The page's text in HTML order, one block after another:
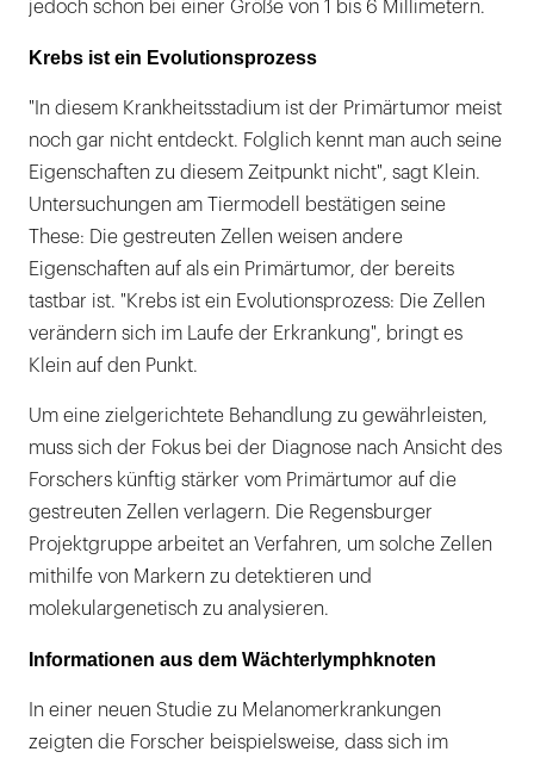
jedoch schon bei einer Größe von 1 bis 6 Millimetern.
Krebs ist ein Evolutionsprozess
"In diesem Krankheitsstadium ist der Primärtumor meist
noch gar nicht entdeckt. Folglich kennt man auch seine
Eigenschaften zu diesem Zeitpunkt nicht", sagt Klein.
Untersuchungen am Tiermodell bestätigen seine
These: Die gestreuten Zellen weisen andere
Eigenschaften auf als ein Primärtumor, der bereits
tastbar ist. "Krebs ist ein Evolutionsprozess: Die Zellen
verändern sich im Laufe der Erkrankung", bringt es
Klein auf den Punkt.
Um eine zielgerichtete Behandlung zu gewährleisten,
muss sich der Fokus bei der Diagnose nach Ansicht des
Forschers künftig stärker vom Primärtumor auf die
gestreuten Zellen verlagern. Die Regensburger
Projektgruppe arbeitet an Verfahren, um solche Zellen
mithilfe von Markern zu detektieren und
molekulargenetisch zu analysieren.
Informationen aus dem Wächterlymphknoten
In einer neuen Studie zu Melanomerkrankungen
zeigten die Forscher beispielsweise, dass sich im